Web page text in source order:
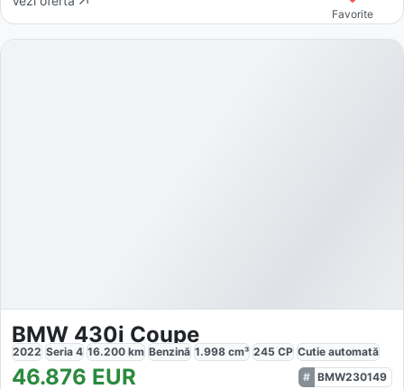
Favorite
BMW 430i Coupe
2022 Seria 4 16.200 km Benzină 1.998 cm³ 245 CP Cutie automată
46.876 EUR
BMW230149